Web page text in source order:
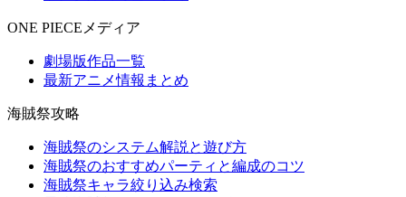
ONE PIECEメディア
劇場版作品一覧
最新アニメ情報まとめ
海賊祭攻略
海賊祭のシステム解説と遊び方
海賊祭のおすすめパーティと編成のコツ
海賊祭キャラ絞り込み検索